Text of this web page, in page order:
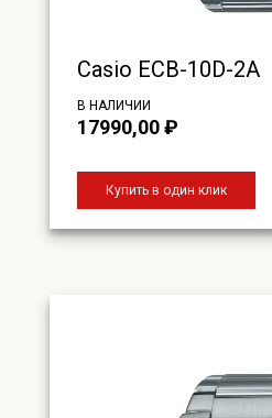
Casio ECB-10D-2A
В НАЛИЧИИ
17990,00₽
Купить в один клик